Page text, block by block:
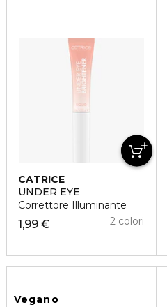
CATRICE
UNDER EYE
Correttore Illuminante
1,99 € 2 colori
Vegano